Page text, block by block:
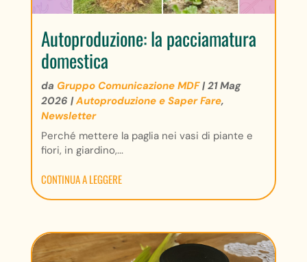
Autoproduzione: la pacciamatura
domestica
da Gruppo Comunicazione MDF|21 Mag
2026 |Autoproduzione e Saper Fare,
Newsletter
Perché mettere la paglia nei vasi di piante e
fiori, in giardino,...
CONTINUA A LEGGERE